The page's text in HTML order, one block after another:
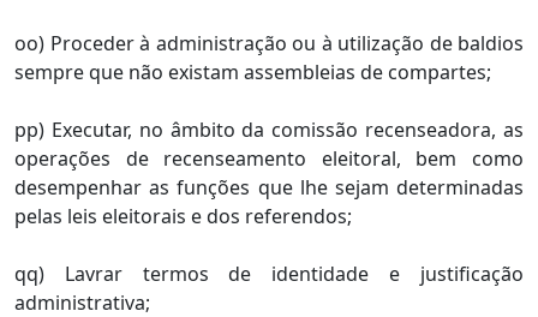
oo) Proceder à administração ou à utilização de baldios
sempre que não existam assembleias de compartes;
pp) Executar, no âmbito da comissão recenseadora, as
operações de recenseamento eleitoral, bem como
desempenhar as funções que lhe sejam determinadas
pelas leis eleitorais e dos referendos;
qq) Lavrar termos de identidade e justificação
administrativa;